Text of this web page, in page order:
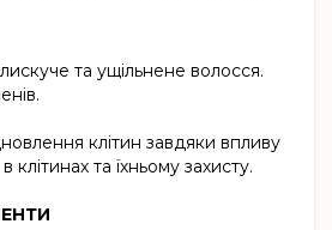
та ущільнене волосся.
клітин завдяки впливу
клітинах та їхньому захисту.